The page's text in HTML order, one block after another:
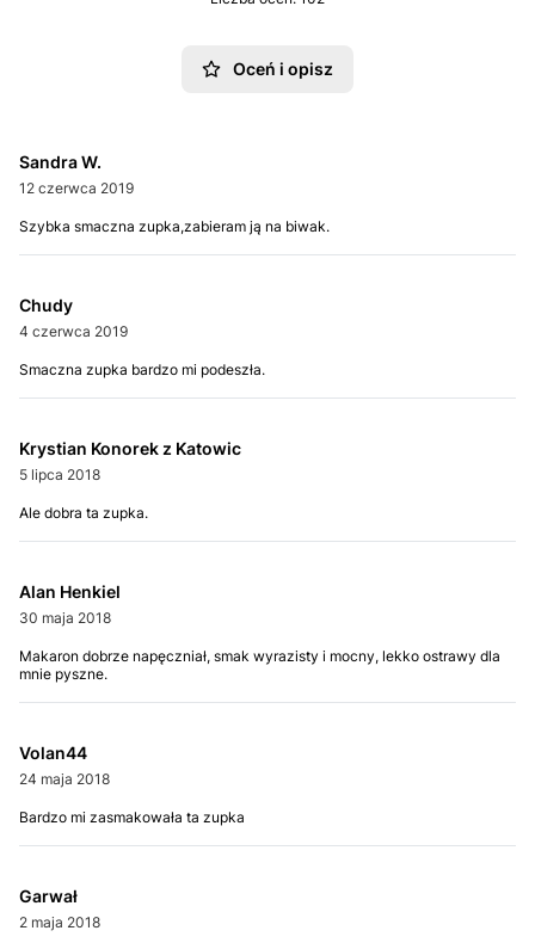
Oceń i opisz
Sandra W.
12 czerwca 2019
Szybka smaczna zupka,zabieram ją na biwak.
Chudy
4 czerwca 2019
Smaczna zupka bardzo mi podeszła.
Krystian Konorek z Katowic
5 lipca 2018
Ale dobra ta zupka.
Alan Henkiel
30 maja 2018
Makaron dobrze napęczniał, smak wyrazisty i mocny, lekko ostrawy dla
mnie pyszne.
Volan44
24 maja 2018
Bardzo mi zasmakowała ta zupka
Garwał
2 maja 2018